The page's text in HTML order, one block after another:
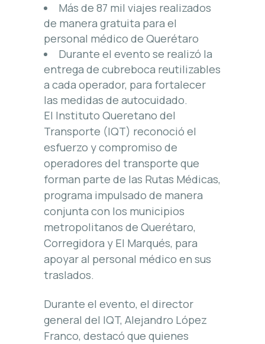
Más de 87 mil viajes realizados
de manera gratuita para el
personal médico de Querétaro
Durante el evento se realizó la
entrega de cubreboca reutilizables
a cada operador, para fortalecer
las medidas de autocuidado.
El Instituto Queretano del
Transporte (IQT) reconoció el
esfuerzo y compromiso de
operadores del transporte que
forman parte de las Rutas Médicas,
programa impulsado de manera
conjunta con los municipios
metropolitanos de Querétaro,
Corregidora y El Marqués, para
apoyar al personal médico en sus
traslados.
Durante el evento, el director
general del IQT, Alejandro López
Franco, destacó que quienes